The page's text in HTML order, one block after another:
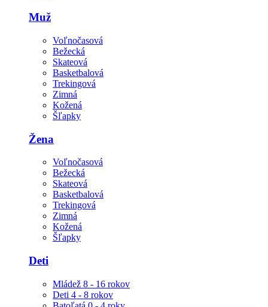
Muž
Voľnočasová
Bežecká
Skateová
Basketbalová
Trekingová
Zimná
Kožená
Šľapky
Žena
Voľnočasová
Bežecká
Skateová
Basketbalová
Trekingová
Zimná
Kožená
Šľapky
Deti
Mládež 8 - 16 rokov
Deti 4 - 8 rokov